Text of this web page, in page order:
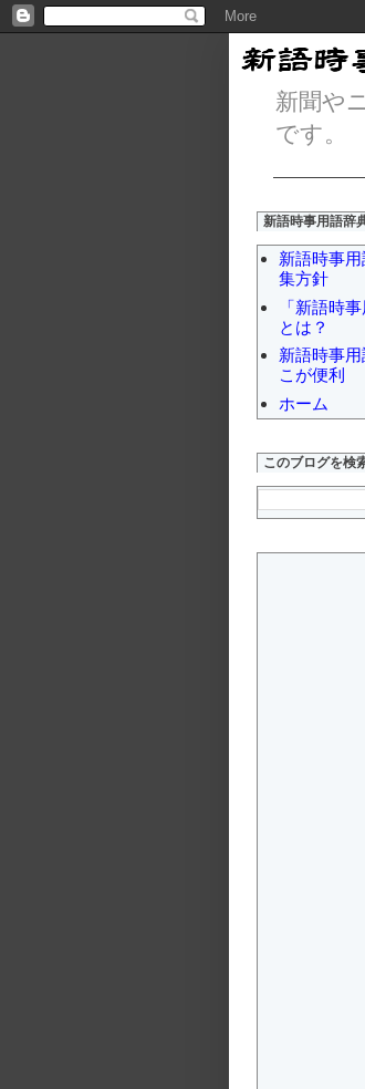
新聞や
です。
新語時事用語辞
新語時事
集方針
「新語時
とは？
新語時事用
こが便利
ホーム
このブログを検